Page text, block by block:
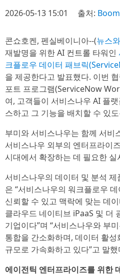
2026-05-13 15:01 출처:
콘쇼호켄, 펜실베이니아--(뉴스
재발명을 위한 AI 컨트롤 타워인
크플로우 데이터 패브릭
을 제공한다고 발표했다. 이번
포트 프로그램(ServiceNow
여, 고객들이 서비스나우 AI 플
스하고 그 기능을 배치할 수 있
부미와 서비스나우는 함께 서비
서비스나우 외부의 엔터프라이
시대에서 확장하는 데 필요한
서비스나우의 데이터 및 분석
은 “서비스나우의 워크플로우
신뢰할 수 있고 맥락에 맞는 데
클라우드 네이티브 iPaaS 및 더
기업이다”며 “서비스나우와 부
통합을 간소화하며, 데이터 활
규모로 가속화하고 있다”고 말했
에이전틱 엔터프라이즈를 위한